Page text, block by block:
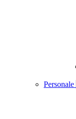
Personale